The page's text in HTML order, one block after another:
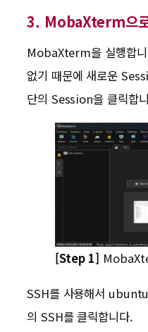
3. MobaXterm으
MobaXterm을 실행합
없기 때문에 새로운
단의 Session을 클릭합
[Step 1]
SSH를 사용해서
의 SSH를 클릭합니다.